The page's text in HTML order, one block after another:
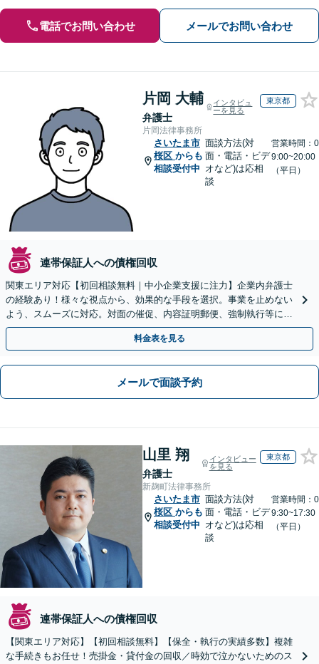
電話でお問い合わせ メールでお問い合わせ
片岡 大輔
弁護士
インタビュ
ーを見る
東京都
片岡法律事務所
さいたま市
桜区 からも
相談受付中
面談方法(対
面・電話・ビデ
オなど)は応相
談
営業時間：0
9:00~20:00
（平日）
連帯保証人への債権回収
関東エリア対応【初回相談無料｜中小企業支援に注力】企業内弁護士
の経験あり！様々な視点から、効果的な手段を選択。事業を止めない
よう、スムーズに対応。対面の催促、内容証明郵便、強制執行等に精
通。お困りの方はすぐにご相談を【オンライン面談◎】
料金表を見る
メールで面談予約
山里 翔
弁護士
インタビュー
を見る
東京都
新麹町法律事務所
さいたま市
桜区 からも
相談受付中
面談方法(対
面・電話・ビデ
オなど)は応相
談
営業時間：0
9:30~17:30
（平日）
連帯保証人への債権回収
【関東エリア対応】【初回相談無料】【保全・執行の実績多数】複雑
な手続きもお任せ！売掛金・貸付金の回収／時効で泣かないためのス